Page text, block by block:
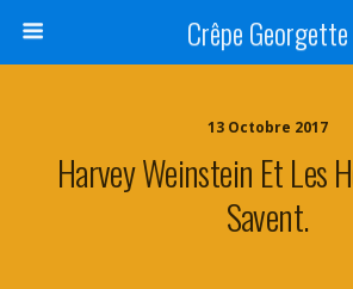
Crêpe Georgette
13 Octobre 2017
Harvey Weinstein Et Les
Savent.